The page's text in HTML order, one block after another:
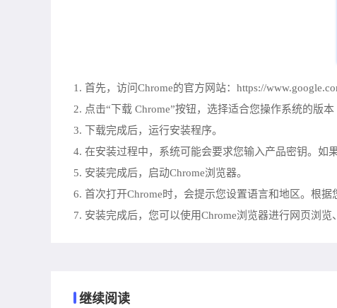
1. 首先，访问Chrome的官方网站：https://
2. 点击“下载 Chrome”按钮，选择适合您操作系统的版本
3. 下载完成后，运行安装程序。
4. 在安装过程中，系统可能会要求您输入产品密钥。如
5. 安装完成后，启动Chrome浏览器。
6. 首次打开Chrome时，会提示您设置语言和地区。根据
7. 安装完成后，您可以使用Chrome浏览器进行网页浏览
继续阅读